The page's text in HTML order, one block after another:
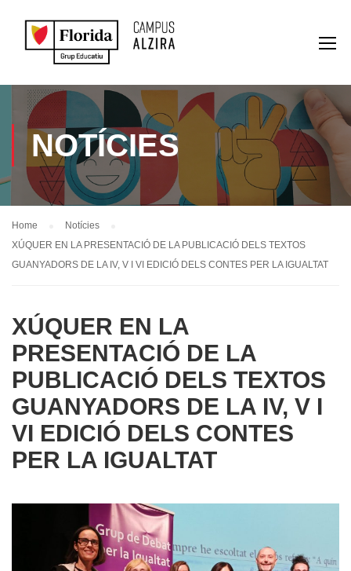
NOTÍCIES
Home
Notícies
XÚQUER EN LA PRESENTACIÓ DE LA PUBLICACIÓ DELS TEXTOS
GUANYADORS DE LA IV, V I VI EDICIÓ DELS CONTES PER LA IGUALTAT
XÚQUER EN LA
PRESENTACIÓ DE LA
PUBLICACIÓ DELS TEXTOS
GUANYADORS DE LA IV, V I
VI EDICIÓ DELS CONTES
PER LA IGUALTAT